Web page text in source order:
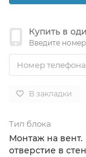
Купить в
Введите
В закладки
Тип блока
Монтаж на вент.
отверстие в